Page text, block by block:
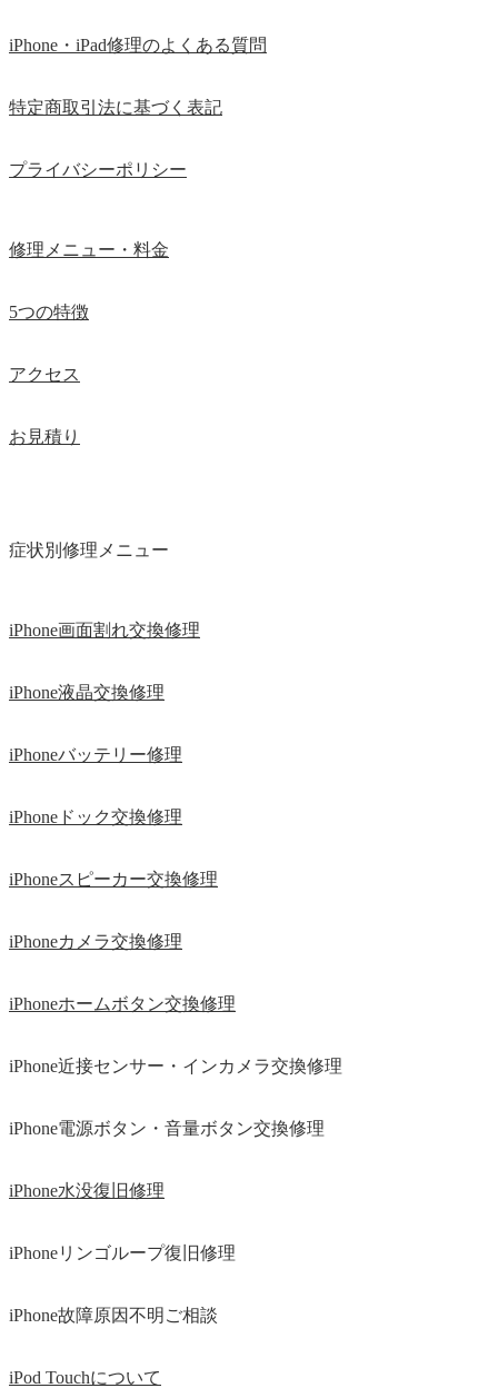
iPhone・iPad修理のよくある質問
特定商取引法に基づく表記
プライバシーポリシー
修理メニュー・料金
5つの特徴
アクセス
お見積り
症状別修理メニュー
iPhone画面割れ交換修理
iPhone液晶交換修理
iPhoneバッテリー修理
iPhoneドック交換修理
iPhoneスピーカー交換修理
iPhoneカメラ交換修理
iPhoneホームボタン交換修理
iPhone近接センサー・インカメラ交換修理
iPhone電源ボタン・音量ボタン交換修理
iPhone水没復旧修理
iPhoneリンゴループ復旧修理
iPhone故障原因不明ご相談
iPod Touchについて